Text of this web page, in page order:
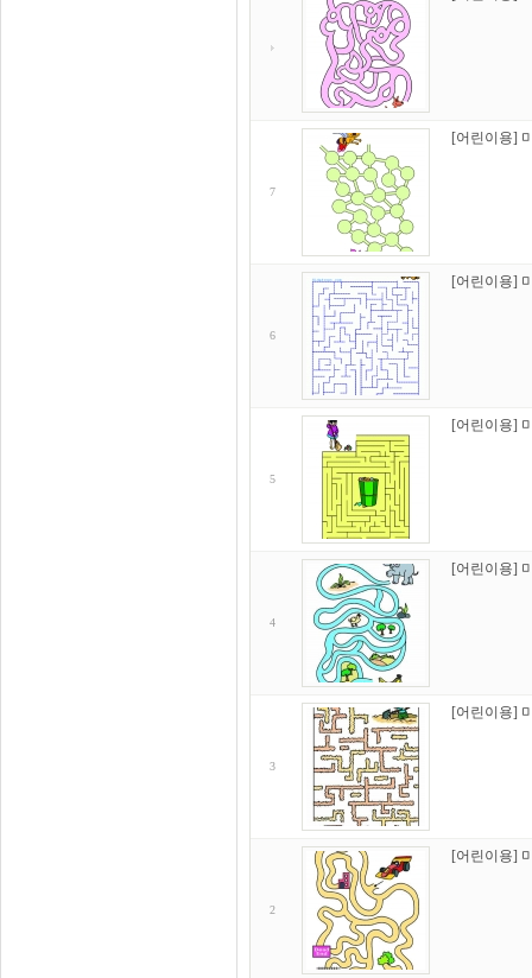
7
[어린이용]
6
[어린이용]
5
[어린이용]
4
[어린이용]
3
[어린이용]
2
[어린이용]